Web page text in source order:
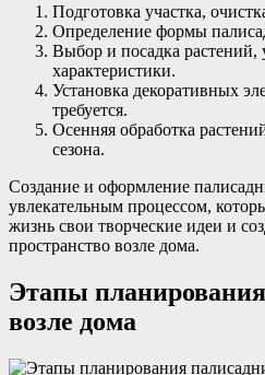
Подготовка участка,
Определение формы
Выбор и посадка
характеристики.
Установка декоративных
требуется.
Осенняя обработка
сезона.
Создание и оформление
увлекательным процессом,
жизнь свои творческие идеи и
пространство возле дома.
Этапы
возле дома